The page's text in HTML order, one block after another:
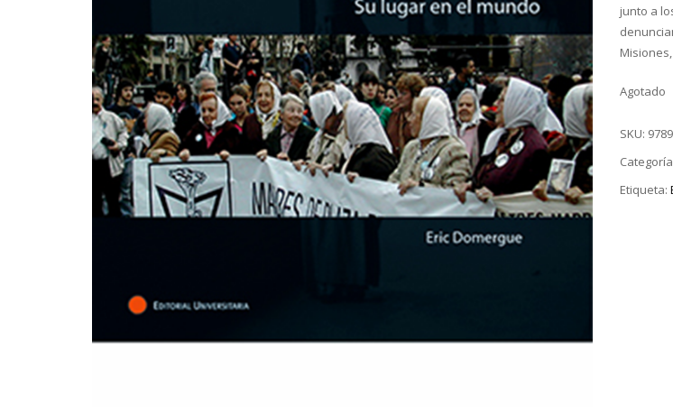
junto a
Agotado
SKU:
Etiqueta: